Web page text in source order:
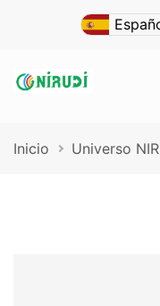
principal
Ruta
Inicio Universo